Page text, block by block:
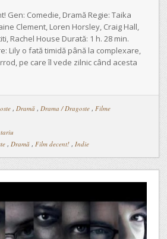
Gen: Comedie, Dramă Regie: Taika
Clement, Loren Horsley, Craig Hall,
Rachel House Durată: 1 h. 28 min.
Lily o fată timidă până la complexare,
pe care îl vede zilnic când acesta
, Dramă , Drama / Dragoste , Filme
, Dramă , Film decent! , Indie